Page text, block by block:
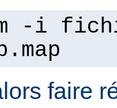
-i
faire